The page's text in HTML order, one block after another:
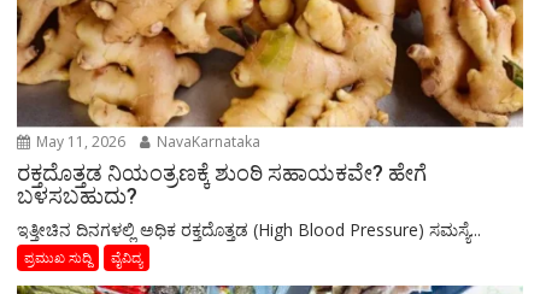
May 11, 2026 NavaKarnataka
ರಕ್ತದೊತ್ತಡ ನಿಯಂತ್ರಣಕ್ಕೆ ಶುಂಠಿ ಸಹಾಯಕವೇ? ಹೇಗೆ
ಬಳಸಬಹುದು?
ಇತ್ತೀಚಿನ ದಿನಗಳಲ್ಲಿ ಅಧಿಕ ರಕ್ತದೊತ್ತಡ (High Blood Pressure) ಸಮಸ್ಯೆ...
ಪ್ರಮುಖ ಸುದ್ದಿ ವೈವಿದ್ಯ